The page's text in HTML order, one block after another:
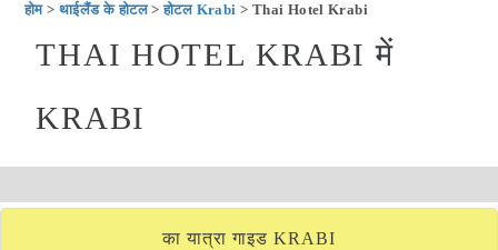
होम>थाईलैंड के होटल>होटल Krabi > Thai Hotel Krabi
THAI HOTEL KRABI में
KRABI
का यात्रा गाइड KRABI